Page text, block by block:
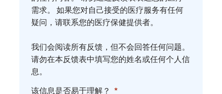
的
想
需求。 如果您对自己接受的医疗服务有任何
疑问，请联系您的医疗保健提供者。
我们会阅读所有反馈，但不会回答任何问题。
请勿在本反馈表中填写您的姓名或任何个人信
息。
该信息是否易于理解？